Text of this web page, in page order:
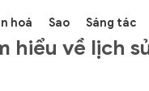
hoá Sao Sáng tác
hiểu về lịch